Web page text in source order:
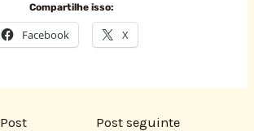
Compartilhe isso:
Facebook X
Post
Post seguinte